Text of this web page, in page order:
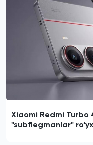
Xiaomi Redmi Turbo
"subflegmanlar"